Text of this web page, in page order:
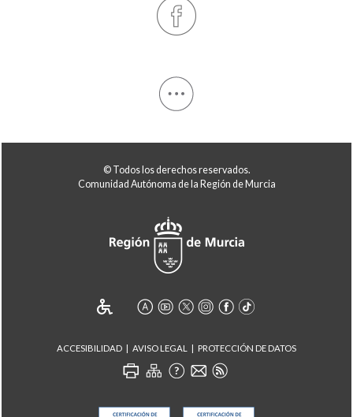
© Todos los derechos reservados.
Comunidad Autónoma de la Región de Murcia
ACCESIBILIDAD AVISO LEGAL PROTECCIÓN DE DATOS